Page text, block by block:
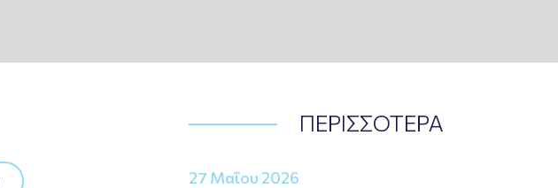
ΠΕΡΙΣΣΟΤΕΡΑ
27 Μαΐου 2026